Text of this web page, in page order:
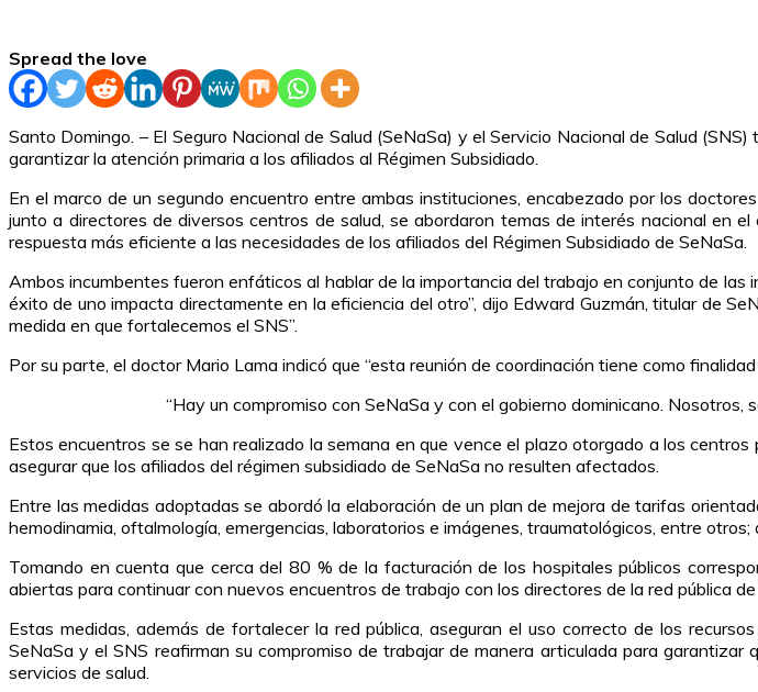
Spread the love
Santo Domingo. – El Seguro Nacional de Salud (SeNaSa) y el Servicio Nacional de Salud
garantizar la atención primaria a los afiliados al Régimen Subsidiado.
En el marco de un segundo encuentro entre ambas instituciones, encabezado por los
junto a directores de diversos centros de salud, se abordaron temas de interés nacional en
respuesta más eficiente a las necesidades de los afiliados del Régimen Subsidiado de SeNaSa.
Ambos incumbentes fueron enfáticos al hablar de la importancia del trabajo en conjunto de
éxito de uno impacta directamente en la eficiencia del otro”, dijo Edward Guzmán, titular de
medida en que fortalecemos el SNS”.
Por su parte, el doctor Mario Lama indicó que “esta reunión de coordinación tiene como
“Hay un compromiso con SeNaSa y con el gobierno dominicano.
Estos encuentros se se han realizado la semana en que vence el plazo otorgado a los
asegurar que los afiliados del régimen subsidiado de SeNaSa no resulten afectados.
Entre las medidas adoptadas se abordó la elaboración de un plan de mejora de tarifas
hemodinamia, oftalmología, emergencias, laboratorios e imágenes, traumatológicos, entre
Tomando en cuenta que cerca del 80 % de la facturación de los hospitales públicos
abiertas para continuar con nuevos encuentros de trabajo con los directores de la red pública de
Estas medidas, además de fortalecer la red pública, aseguran el uso correcto de los
SeNaSa y el SNS reafirman su compromiso de trabajar de manera articulada para
servicios de salud.